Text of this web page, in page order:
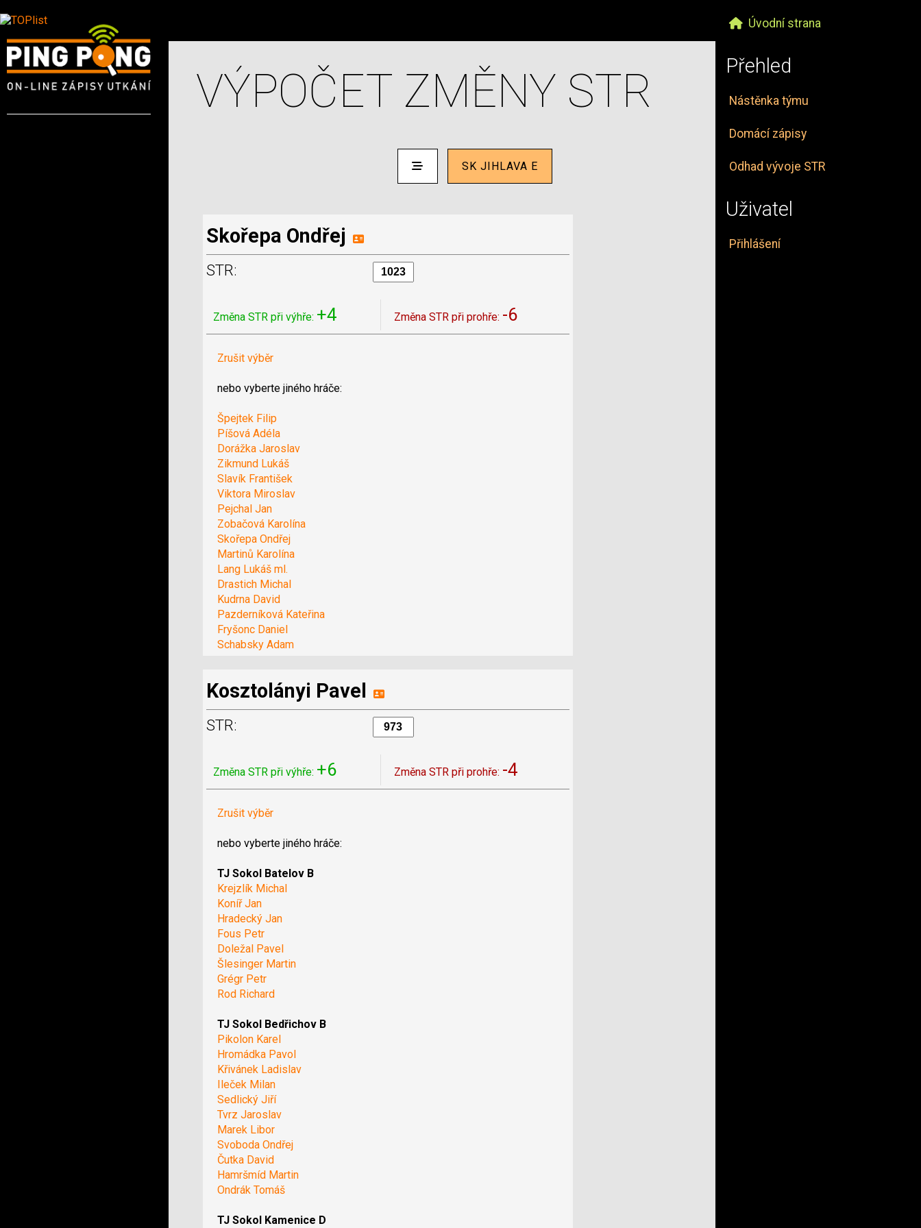
Úvodní strana
Přehled
Nástěnka týmu
Domácí zápisy
Odhad vývoje STR
Uživatel
Přihlášení
VÝPOČET ZMĚNY STR
SK JIHLAVA E
Skořepa Ondřej
STR:
Změna STR při výhře: +4 Změna STR při prohře: -6
Zrušit výběr
nebo vyberte jiného hráče:
Špejtek Filip
Píšová Adéla
Dorážka Jaroslav
Zikmund Lukáš
Slavík František
Viktora Miroslav
Pejchal Jan
Zobačová Karolína
Skořepa Ondřej
Martinů Karolína
Lang Lukáš ml.
Drastich Michal
Kudrna David
Pazderníková Kateřina
Fryšonc Daniel
Schabsky Adam
Kosztolányi Pavel
STR:
Změna STR při výhře: +6 Změna STR při prohře: -4
Zrušit výběr
nebo vyberte jiného hráče:
TJ Sokol Batelov B
Krejzlík Michal
Koníř Jan
Hradecký Jan
Fous Petr
Doležal Pavel
Šlesinger Martin
Grégr Petr
Rod Richard
TJ Sokol Bedřichov B
Pikolon Karel
Hromádka Pavol
Křivánek Ladislav
Ileček Milan
Sedlický Jiří
Tvrz Jaroslav
Marek Libor
Svoboda Ondřej
Čutka David
Hamršmíd Martin
Ondrák Tomáš
TJ Sokol Kamenice D